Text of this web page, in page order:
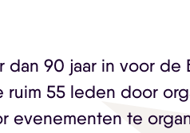
dan 90 jaar in voor de
55 leden door
evenementen te